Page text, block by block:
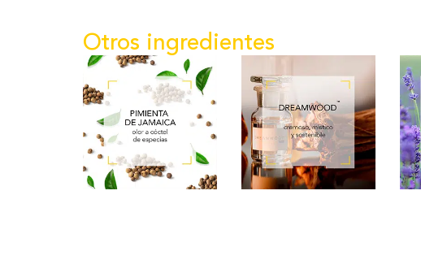
Otros ingredientes